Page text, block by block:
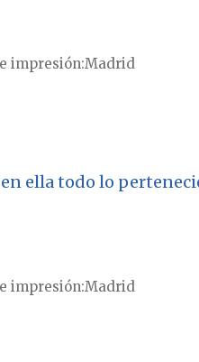
impresión Madrid
ella todo lo
impresión Madrid